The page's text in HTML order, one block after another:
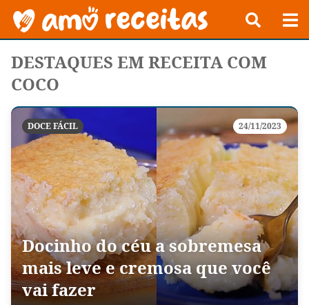
DESTAQUES EM RECEITA COM
COCO
DOCE FÁCIL 24/11/2023
Docinho do céu a sobremesa
mais leve e cremosa que você
vai fazer